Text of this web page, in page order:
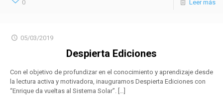
0 Leer más
05/03/2019
Despierta Ediciones
Con el objetivo de profundizar en el conocimiento y aprendizaje desde
la lectura activa y motivadora, inauguramos Despierta Ediciones con
“Enrique da vueltas al Sistema Solar”. […]